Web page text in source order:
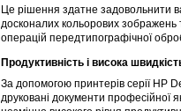
Це рішення здатне задовольнити
досконалих кольорових зображень
операцій передтипографічної
Продуктивність і висока
За допомогою принтерів серії HP
друковані документи професійної